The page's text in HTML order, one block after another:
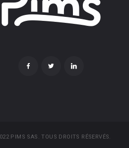
PIMS SAS. TOUS DROITS RÉSERVÉS.